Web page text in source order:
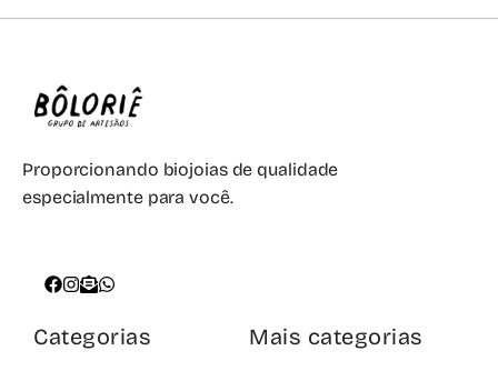
Proporcionando biojoias de qualidade
especialmente para você.
Categorias Mais categorias